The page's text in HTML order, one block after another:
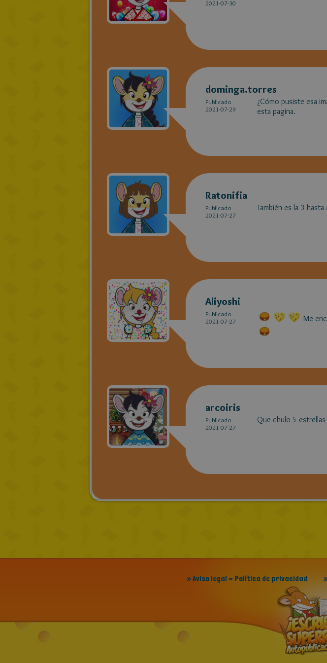
2021-07-30
dominga.torres
Publicado
2021-07-29
¿Cómo pusiste esa
esta pagina.
Ratonifia
Publicado
2021-07-27
También es la 3
Aliyoshi
Publicado
2021-07-27
Me
arcoiris
Publicado
2021-07-27
Que chulo 5 estrellas
» Aviso legal - Política de privacidad